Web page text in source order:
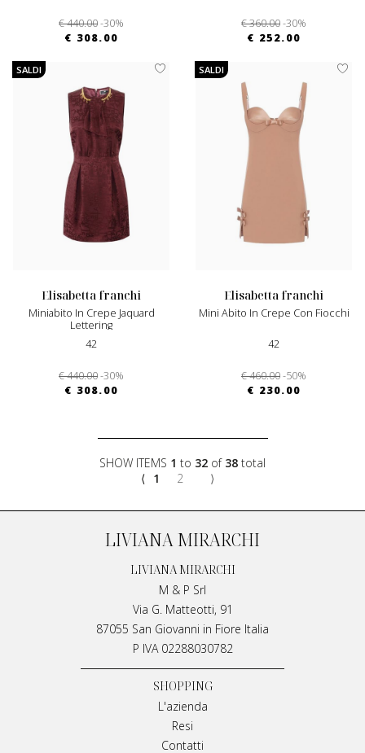
€ 440.00-30%
€ 308.00
€ 360.00-30%
€ 252.00
SALDI
elisabetta franchi
Miniabito In Crepe Jaquard
Lettering
42
€ 440.00-30%
€ 308.00
SALDI
elisabetta franchi
Mini Abito In Crepe Con Fiocchi
42
€ 460.00-50%
€ 230.00
SHOW ITEMS 1 to 32 of 38 total
⟨
1 2 ⟩
LIVIANA MIRARCHI
LIVIANA MIRARCHI
M & P Srl
Via G. Matteotti, 91
87055 San Giovanni in Fiore Italia
P IVA 02288030782
SHOPPING
L'azienda
Resi
Contatti